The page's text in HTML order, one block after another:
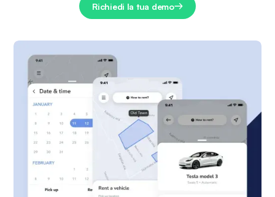
Richiedi la tua demo